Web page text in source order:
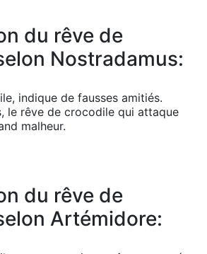
du rêve de
Nostradamus:
indique de fausses amitiés.
le rêve de crocodile qui attaque
malheur.
du rêve de
Artémidore: